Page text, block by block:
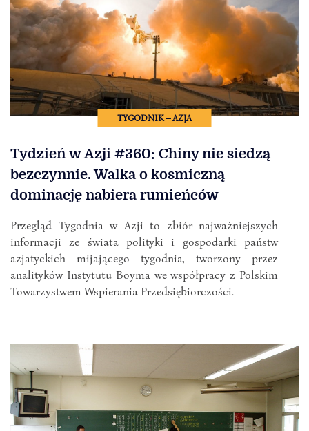
TYGODNIK – AZJA
Tydzień w Azji #360: Chiny nie siedzą
bezczynnie. Walka o kosmiczną
dominację nabiera rumieńców
Przegląd Tygodnia w Azji to zbiór najważniejszych
informacji ze świata polityki i gospodarki państw
azjatyckich mijającego tygodnia, tworzony przez
analityków Instytutu Boyma we współpracy z Polskim
Towarzystwem Wspierania Przedsiębiorczości.